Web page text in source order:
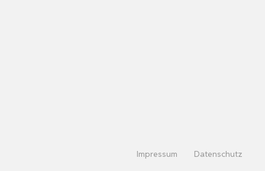
Impressum Datenschutz